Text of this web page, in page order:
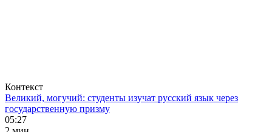
Контекст
Великий, могучий: студенты изучат русский язык через
государственную призму
05:27